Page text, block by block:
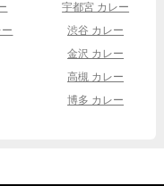
宇都宮 カレー
渋谷 カレー
金沢 カレー
高槻 カレー
博多 カレー